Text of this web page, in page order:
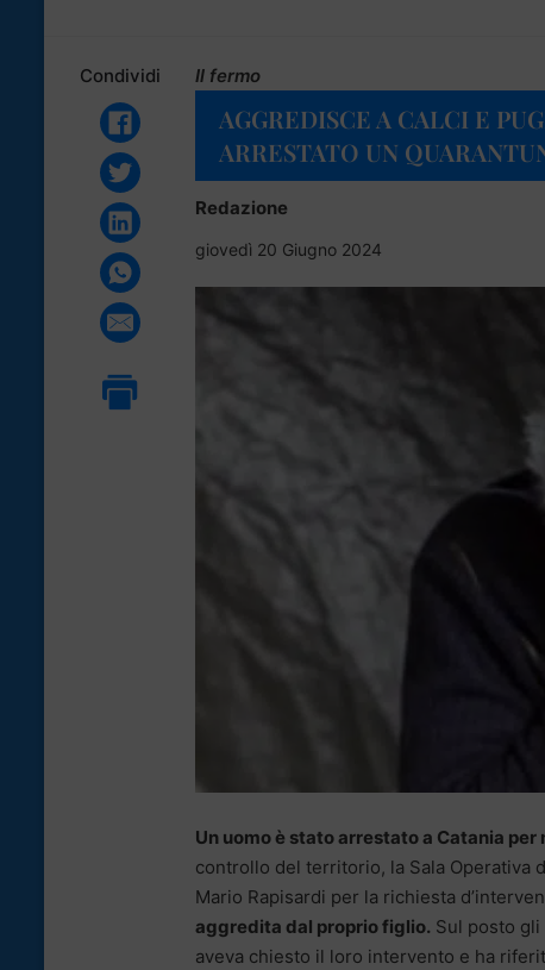
Condividi Il fermo
AGGREDISCE A CALCI E
ARRESTATO UN
Redazione
giovedì 20 Giugno 2024
Un uomo è stato arrestato a Catania
controllo del territorio, la Sala Operativa
Mario Rapisardi per la richiesta
aggredita dal proprio figlio. Sul posto
aveva chiesto il loro intervento e ha